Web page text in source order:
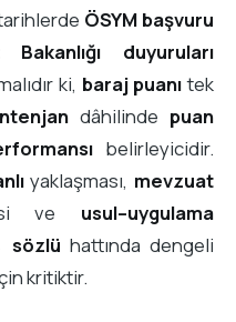
ÖSYM başvuru
Bakanlığı duyuruları
ki, baraj puanıtek
dâhilinde puan
belirleyicidir.
yaklaşması, mevzuat
ve usul–uygulama
sözlü hattında dengeli
kritiktir.